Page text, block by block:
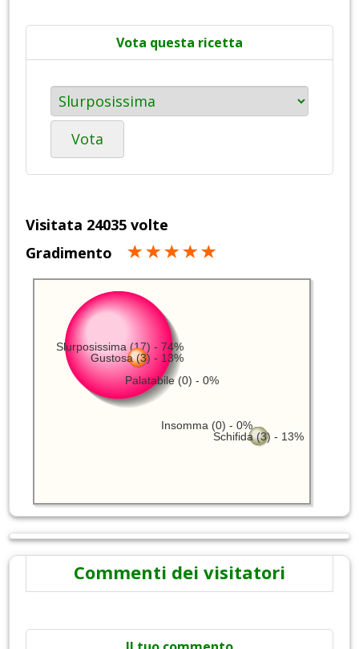
Vota questa ricetta
Vota
Visitata 24035 volte
Gradimento
Slurposissima (17) - 74%
Schifida (3) - 13%
Gustosa (3) - 13%
Insomma (0) - 0%
Palatabile (0) - 0%
Commenti dei visitatori